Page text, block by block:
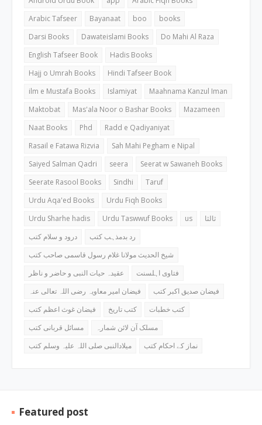
Arabic Tafseer
Bayanaat boo
books
Darsi Books
Dawateislami Books
Do Mahi Al Raza
English Tafseer Book
Hadis Books
Hajj o Umrah Books
Hindi Tafseer Book
ilm e Mustafa Books
Islamiyat
Maahnama Kanzul Iman
Maktobat
Mas'ala Noor o Bashar Books
Mazameen
Naat Books
Phd
Radd e Qadiyaniyat
Rasail e Fatawa Rizvia
Sah Mahi Pegham e Nipal
Saiyed Salman Qadri
seera
Seerat w Sawaneh Books
Seerate Rasool Books
Sindhi
Taruf
Urdu Aqa'ed Books
Urdu Fiqh Books
Urdu Sharhe hadis
Urdu Taswwuf Books us
ثالثا
درود و سلام کتب
رد بدمذہب کتب
شیخ الحدیث مولانا غلام رسول قاسمی صاحب کتب
عقیدہ حیات النبی و حاضر و ناظر
فتاوی اہلسنت
فیضان امیر معاویہ رضی اللہ تعالی عنہ
فیضان صدیق اکبر کتب
فیضان غوث اعظم کتب
کتب تاریخ
کتب خطبات
مسائل قربانی کتب
مسلک آن لائن شمارہ
میلادالنبی صلی اللہ علیہ وسلم کتب
نماز کے احکام کتب
Featured post